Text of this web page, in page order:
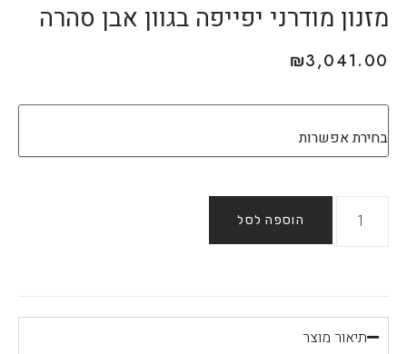
מזנון מודרני יפייפה בגוון אבן סהרה
₪3,041.00
הוספה לסל
תיאור מוצר